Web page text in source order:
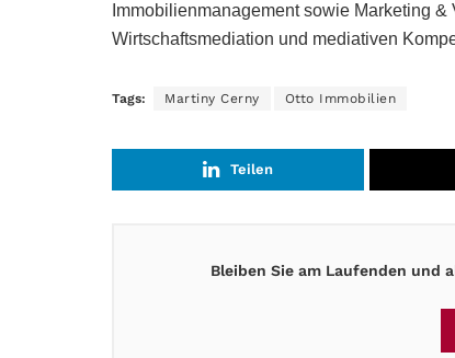
Immobilienmanagement sowie Marketing
Wirtschaftsmediation und mediativen
Tags: Martiny Cerny Otto Immobilien
Teilen
Bleiben Sie am Laufenden und